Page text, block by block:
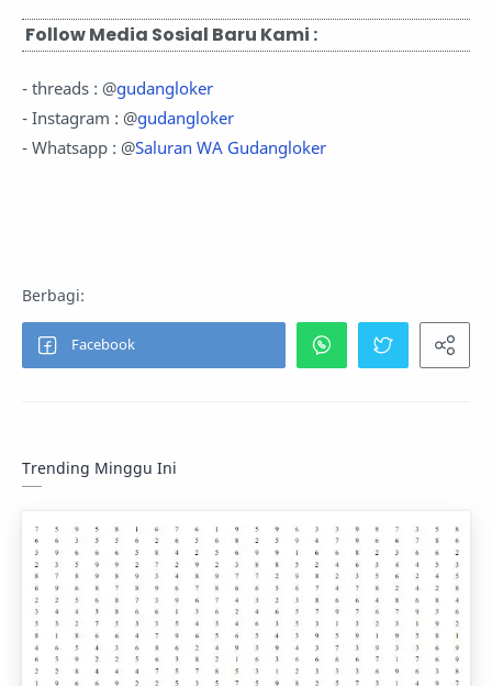
Follow Media Sosial Baru Kami :
- threads : @gudangloker
- Instagram : @gudangloker
- Whatsapp : @Saluran WA Gudangloker
Trending Minggu Ini